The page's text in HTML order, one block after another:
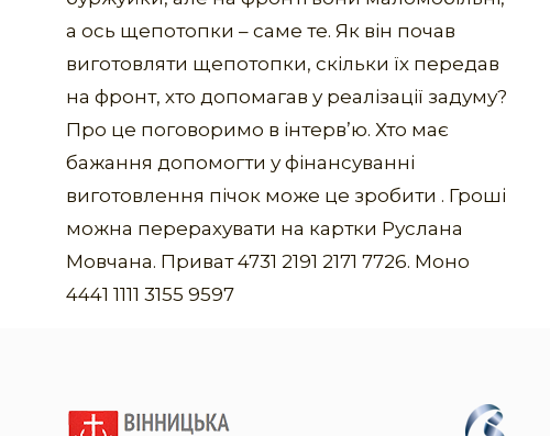
а ось щепотопки – саме те. Як він почав
виготовляти щепотопки, скільки їх передав
на фронт, хто допомагав у реалізації задуму?
Про це поговоримо в інтерв’ю. Хто має
бажання допомогти у фінансуванні
виготовлення пічок може це зробити . Гроші
можна перерахувати на картки Руслана
Мовчана. Приват 4731 2191 2171 7726. Моно
4441 1111 3155 9597